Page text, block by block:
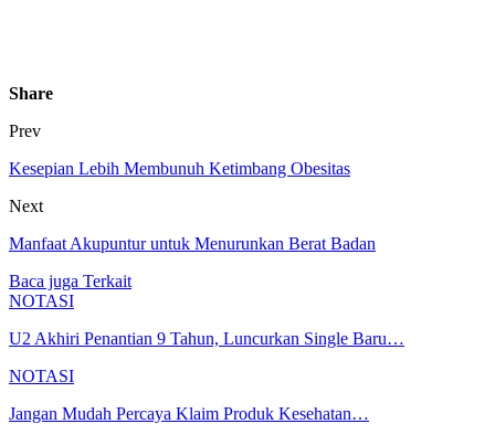
Share
Prev
Kesepian Lebih Membunuh Ketimbang Obesitas
Next
Manfaat Akupuntur untuk Menurunkan Berat Badan
Baca juga Terkait
NOTASI
U2 Akhiri Penantian 9 Tahun, Luncurkan Single Baru…
NOTASI
Jangan Mudah Percaya Klaim Produk Kesehatan…